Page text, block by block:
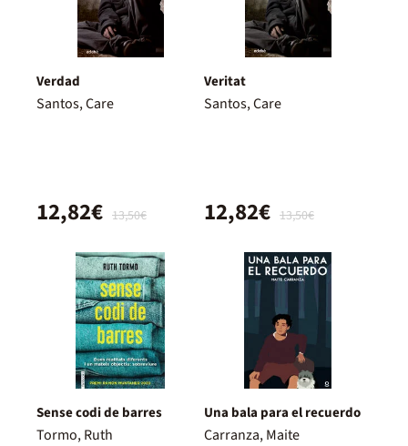
Verdad
Santos, Care
13,50€
12,82€
Veritat
Santos, Care
13,50€
12,82€
Sense codi de barres
Tormo, Ruth
Una bala para el recuerdo
Carranza, Maite